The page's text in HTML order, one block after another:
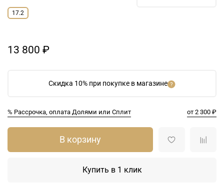
Скидка 10% при покупке в магазине
% Рассрочка, оплата Долями или Сплит от 2 300 ₽
17.2
13 800 ₽
В корзину
Купить в 1 клик